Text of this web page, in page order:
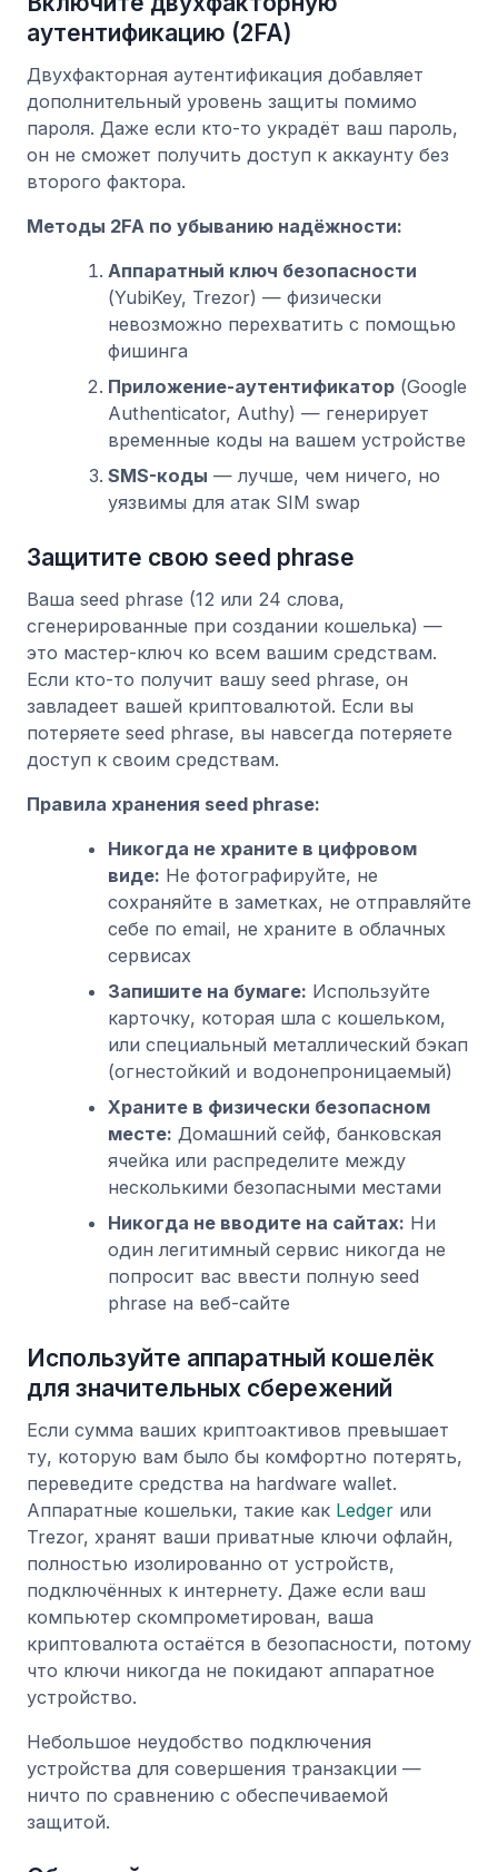
аутентификацию (2FA)
Двухфакторная аутентификация добавляет
дополнительный уровень защиты помимо
пароля. Даже если кто-то украдёт ваш пароль,
он не сможет получить доступ к аккаунту без
второго фактора.
Методы 2FA по убыванию надёжности:
Аппаратный ключ безопасности
(YubiKey, Trezor) — физически
невозможно перехватить с помощью
фишинга
Приложение-аутентификатор(Google
Authenticator, Authy) — генерирует
временные коды на вашем устройстве
SMS-коды — лучше, чем ничего, но
уязвимы для атак SIM swap
Защитите свою seed phrase
Ваша seed phrase (12 или 24 слова,
сгенерированные при создании кошелька) —
это мастер-ключ ко всем вашим средствам.
Если кто-то получит вашу seed phrase, он
завладеет вашей криптовалютой. Если вы
потеряете seed phrase, вы навсегда потеряете
доступ к своим средствам.
Правила хранения seed phrase:
Никогда не храните в цифровом
виде: Не фотографируйте, не
сохраняйте в заметках, не отправляйте
себе по email, не храните в облачных
сервисах
Запишите на бумаге: Используйте
карточку, которая шла с кошельком,
или специальный металлический бэкап
(огнестойкий и водонепроницаемый)
Храните в физически безопасном
месте: Домашний сейф, банковская
ячейка или распределите между
несколькими безопасными местами
Никогда не вводите на сайтах: Ни
один легитимный сервис никогда не
попросит вас ввести полную seed
phrase на веб-сайте
Используйте аппаратный кошелёк
для значительных сбережений
Если сумма ваших криптоактивов превышает
ту, которую вам было бы комфортно потерять,
переведите средства на hardware wallet.
Аппаратные кошельки, такие как Ledger или
Trezor, хранят ваши приватные ключи офлайн,
полностью изолированно от устройств,
подключённых к интернету. Даже если ваш
компьютер скомпрометирован, ваша
криптовалюта остаётся в безопасности, потому
что ключи никогда не покидают аппаратное
устройство.
Небольшое неудобство подключения
устройства для совершения транзакции —
ничто по сравнению с обеспечиваемой
защитой.